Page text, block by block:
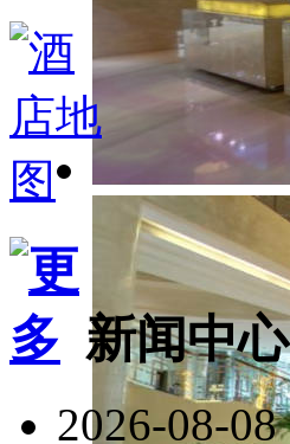
新闻中心
2026-08-08